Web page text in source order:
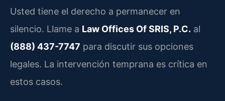
Usted tiene el derecho a permanecer en
silencio. Llame a Law Offices Of SRIS, P.C. al
(888) 437-7747 para discutir sus opciones
legales. La intervención temprana es crítica en
estos casos.